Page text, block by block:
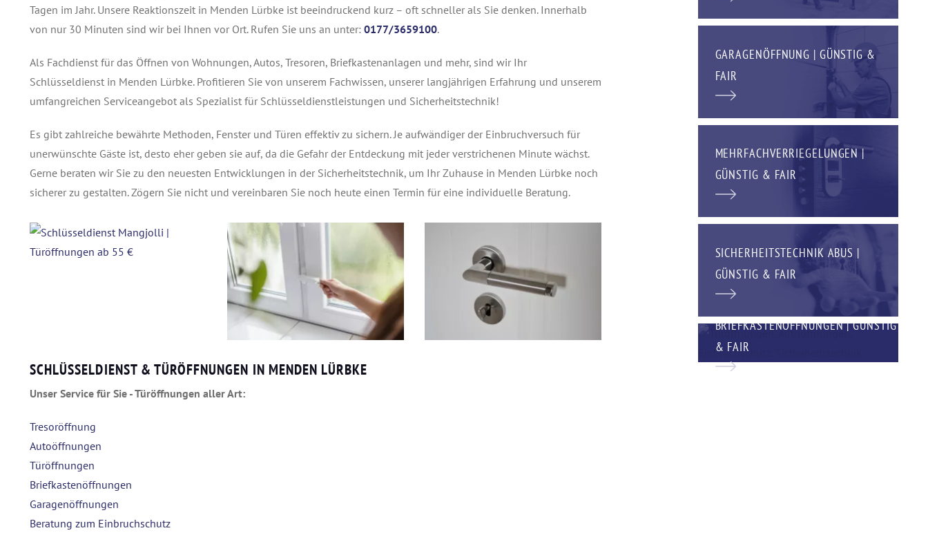
Tagen im Jahr. Unsere Reaktionszeit in Menden Lürbke ist beeindruckend kurz – oft schneller als Sie denken. Innerhalb
von nur 30 Minuten sind wir bei Ihnen vor Ort. Rufen Sie uns an unter: 0177/3659100.
Als Fachdienst für das Öffnen von Wohnungen, Autos, Tresoren, Briefkastenanlagen und mehr, sind wir Ihr
Schlüsseldienst in Menden Lürbke. Profitieren Sie von unserem Fachwissen, unserer langjährigen Erfahrung und unserem
umfangreichen Serviceangebot als Spezialist für Schlüsseldienstleistungen und Sicherheitstechnik!
Es gibt zahlreiche bewährte Methoden, Fenster und Türen effektiv zu sichern. Je aufwändiger der Einbruchversuch für
unerwünschte Gäste ist, desto eher geben sie auf, da die Gefahr der Entdeckung mit jeder verstrichenen Minute wächst.
Gerne beraten wir Sie zu den neuesten Entwicklungen in der Sicherheitstechnik, um Ihr Zuhause in Menden Lürbke noch
sicherer zu gestalten. Zögern Sie nicht und vereinbaren Sie noch heute einen Termin für eine individuelle Beratung.
SCHLÜSSELDIENST & TÜRÖFFNUNGEN IN MENDEN LÜRBKE
Unser Service für Sie - Türöffnungen aller Art:
Tresoröffnung
Autoöffnungen
Türöffnungen
Briefkastenöffnungen
Garagenöffnungen
Beratung zum Einbruchschutz
GARAGENÖFFNUNG | GÜNSTIG &
FAIR
MEHRFACHVERRIEGELUNGEN |
GÜNSTIG & FAIR
SICHERHEITSTECHNIK ABUS |
GÜNSTIG & FAIR
BRIEFKASTENÖFFNUNGEN | GÜNSTIG
& FAIR